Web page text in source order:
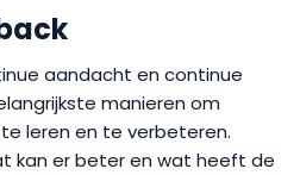
aandacht en continue
manieren om
leren en te verbeteren.
kan er beter en wat heeft de